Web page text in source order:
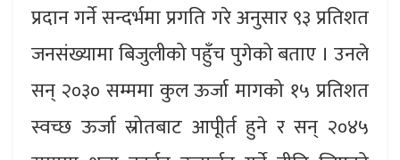
प्रदान गर्ने सन्दर्भमा प्रगति गरे अनुसार ९३ प्रतिशत
जनसंख्यामा बिजुलीको पहुँच पुगेको बताए । उनले
सन् २०३० सम्ममा कुल ऊर्जा मागको १५ प्रतिशत
स्वच्छ ऊर्जा स्रोतबाट आपूीर्त हुने र सन् २०४५